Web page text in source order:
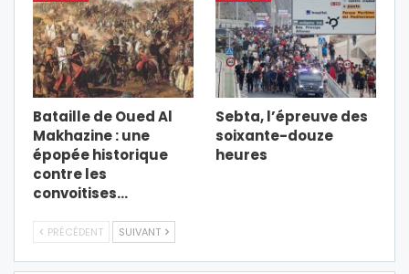
Bataille de Oued Al
Makhazine : une
épopée historique
contre les
convoitises…
Sebta, l’épreuve des
soixante-douze
heures
PRÉCÉDENT SUIVANT